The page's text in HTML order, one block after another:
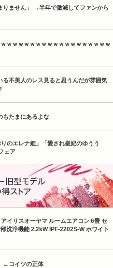
りません」 →半年で激減してファンから
ｗｗｗｗｗｗｗｗｗｗｗｗｗｗｗｗｗｗ
不美人のレス見ると思うんだが雰囲気
もたまにあるよな
のエレナ姫」「愛され皇妃のゆうう
ェア
イリスオーヤマ ルームエアコン 6畳 セ
洗浄機能 2.2kW IPF-2202S-W ホワイト
←コイツの正体